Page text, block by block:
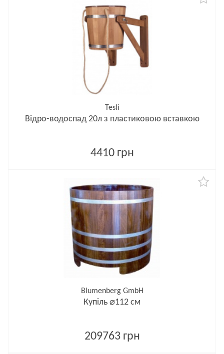
Tesli
Відро-водоспад 20л з пластиковою вставкою
4410 грн
Blumenberg GmbH
Купіль ⌀112 см
209763 грн